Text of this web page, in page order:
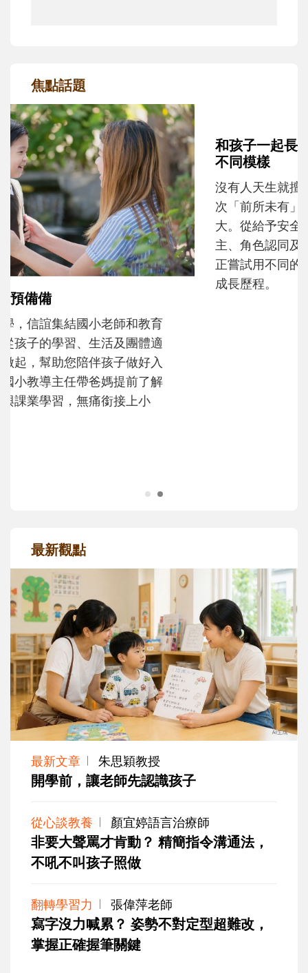
焦點話題
和孩子一起長大的那個男人│讀懂父親的
不同模樣
沒有人天生就擅長當爸爸！男人總是在一次
次「前所未有」的體驗中，跟著孩子一起長
大。從給予安全感的肢體遊戲，到獨立自
主、角色認同及解決問題的能力養成。爸爸
最新觀點
最新文章 朱思穎教授
開學前，讓老師先認識孩子
從心談教養 顏宜婷語言治療師
非要大聲罵才肯動？ 精簡指令溝通法，
不吼不叫孩子照做
翻轉學習力 張偉萍老師
寫字沒力喊累？ 姿勢不對定型超難改，
掌握正確握筆關鍵